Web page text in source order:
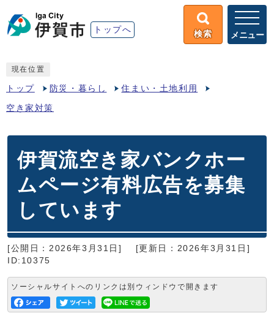
トップへ 検索 メニュー
現在位置
トップ 防災・暮らし 住まい・土地利用
空き家対策
伊賀流空き家バンクホー
ムページ有料広告を募集
しています
[公開日：2026年3月31日]
[更新日：2026年3月31日]
ID:10375
ソーシャルサイトへのリンクは別ウィンドウで開きます